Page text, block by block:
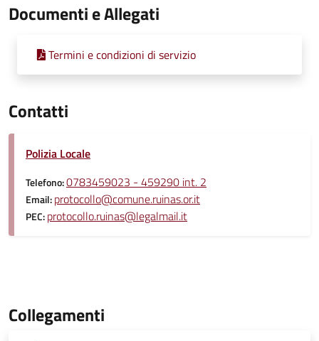
Documenti e Allegati
Termini e condizioni di servizio
Contatti
Polizia Locale
Telefono:0783459023 - 459290 int. 2
Email:protocollo@comune.ruinas.or.it
PEC:protocollo.ruinas@legalmail.it
Collegamenti